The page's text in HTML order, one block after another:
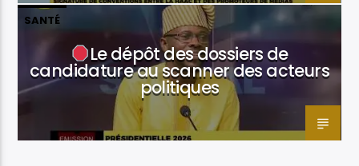
SANTÉ
Le dépôt des dossiers de
candidature au scanner des acteurs
politiques